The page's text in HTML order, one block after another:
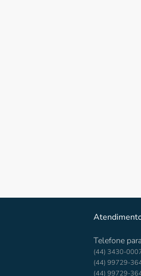
Telefone
(44) 3430-
(44) 99729-
(44) 99729-